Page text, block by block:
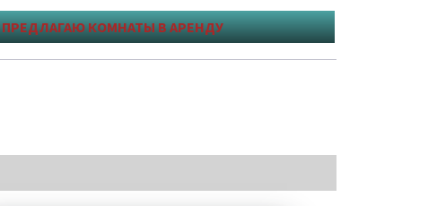
ПРЕДЛАГАЮ КОМНАТЫ В АРЕНДУ